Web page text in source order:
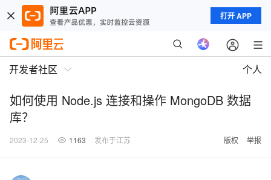
打开 APP
开发者社区 个人
如何使用 Node.js 连接和操作 MongoDB 数据
库？
2023-12-25 1163 发布于江苏 版权 举报